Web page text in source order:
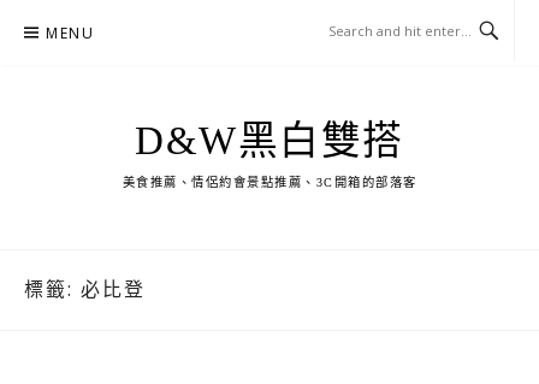
MENU
D&W黑白雙搭
美食推薦、情侶約會景點推薦、3C開箱的部落客
標籤: 必比登